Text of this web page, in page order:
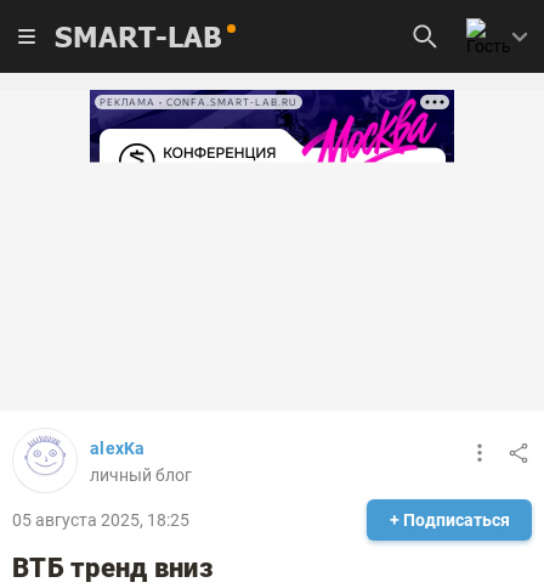
SMART-LAB
РЕКЛАМА • CONFA.SMART-LAB.RU
alexKa
личный блог
05 августа 2025, 18:25 + Подписаться
ВТБ тренд вниз